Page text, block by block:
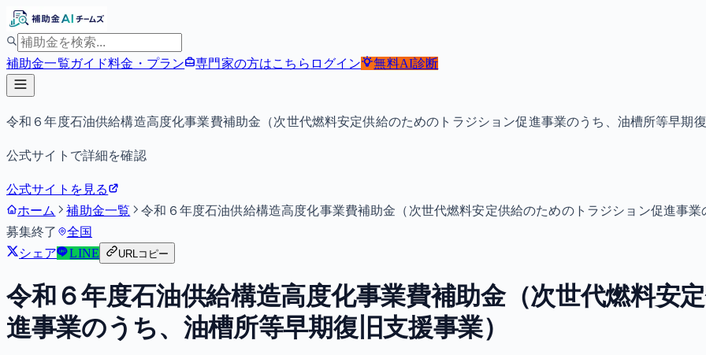
補助金一覧ガイド料金・プラン 専門家の方はこちら ログイン 無料AI診断
令和６年度石油供給構造高度化事業費補助金（次世代燃料安定供給のためのトラジション促進事業のうち、油槽所等早期
公式サイトで詳細を確認
公式サイトを見る
ホーム
補助金一覧
令和６年度石油供給構造高度化事業費補助金（次世代燃料安定供給のためのトラジション促進事
募集終了
全国
シェア
LINE URLコピー
令和６年度石油供給構造高度化事業費補助金（次世代燃料安
進事業のうち、油槽所等早期復旧支援事業）